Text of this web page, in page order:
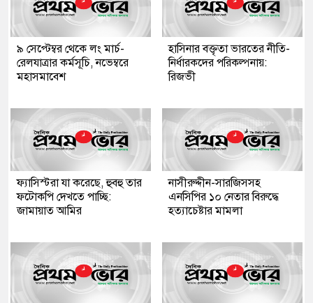
৯ সেপ্টেম্বর থেকে লং মার্চ-
রেলযাত্রার কর্মসূচি, নভেম্বরে
মহাসমাবেশ
হাসিনার বক্তৃতা ভারতের নীতি-
নির্ধারকদের পরিকল্পনায়:
রিজভী
ফ্যাসিস্টরা যা করেছে, হুবহু তার
ফটোকপি দেখতে পাচ্ছি:
জামায়াত আমির
নাসীরুদ্দীন-সারজিসসহ
এনসিপির ১০ নেতার বিরুদ্ধে
হত্যাচেষ্টার মামলা